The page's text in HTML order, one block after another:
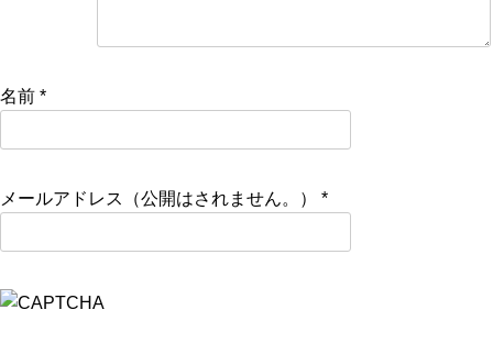
名前 *
メールアドレス（公開はされません。） *